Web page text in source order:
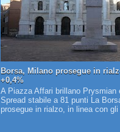
Borsa, Milano prosegue in
+0,4%
A Piazza Affari brillano Prysmian
Spread stabile a 81 punti La
prosegue in rialzo, in linea con gli